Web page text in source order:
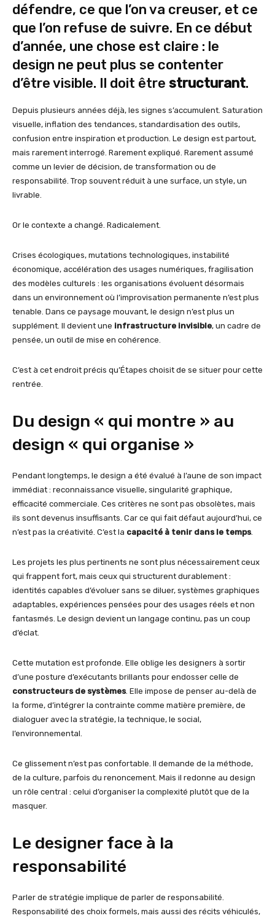
défendre, ce que l’on va creuser, et ce
que l’on refuse de suivre. En ce début
d’année, une chose est claire : le
design ne peut plus se contenter
d’être visible. Il doit être structurant.
Depuis plusieurs années déjà, les signes s’accumulent. Saturation
visuelle, inflation des tendances, standardisation des outils,
confusion entre inspiration et production. Le design est partout,
mais rarement interrogé. Rarement expliqué. Rarement assumé
comme un levier de décision, de transformation ou de
responsabilité. Trop souvent réduit à une surface, un style, un
livrable.
Or le contexte a changé. Radicalement.
Crises écologiques, mutations technologiques, instabilité
économique, accélération des usages numériques, fragilisation
des modèles culturels : les organisations évoluent désormais
dans un environnement où l’improvisation permanente n’est plus
tenable. Dans ce paysage mouvant, le design n’est plus un
supplément. Il devient une infrastructure invisible, un cadre de
pensée, un outil de mise en cohérence.
C’est à cet endroit précis qu’Étapes choisit de se situer pour cette
rentrée.
Du design « qui montre » au
design « qui organise »
Pendant longtemps, le design a été évalué à l’aune de son impact
immédiat : reconnaissance visuelle, singularité graphique,
efficacité commerciale. Ces critères ne sont pas obsolètes, mais
ils sont devenus insuffisants. Car ce qui fait défaut aujourd’hui, ce
n’est pas la créativité. C’est la capacité à tenir dans le temps.
Les projets les plus pertinents ne sont plus nécessairement ceux
qui frappent fort, mais ceux qui structurent durablement :
identités capables d’évoluer sans se diluer, systèmes graphiques
adaptables, expériences pensées pour des usages réels et non
fantasmés. Le design devient un langage continu, pas un coup
d’éclat.
Cette mutation est profonde. Elle oblige les designers à sortir
d’une posture d’exécutants brillants pour endosser celle de
constructeurs de systèmes. Elle impose de penser au-delà de
la forme, d’intégrer la contrainte comme matière première, de
dialoguer avec la stratégie, la technique, le social,
l’environnemental.
Ce glissement n’est pas confortable. Il demande de la méthode,
de la culture, parfois du renoncement. Mais il redonne au design
un rôle central : celui d’organiser la complexité plutôt que de la
masquer.
Le designer face à la
responsabilité
Parler de stratégie implique de parler de responsabilité.
Responsabilité des choix formels, mais aussi des récits véhiculés,